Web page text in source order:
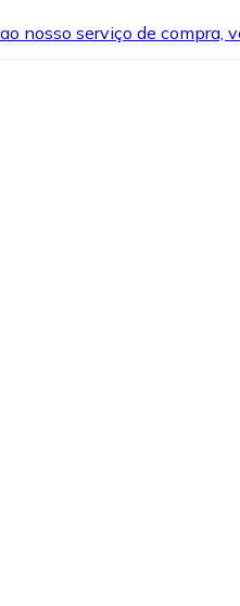
nosso serviço de compra,